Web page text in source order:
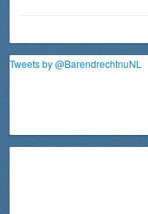
Tweets by @BarendrechtnuNL